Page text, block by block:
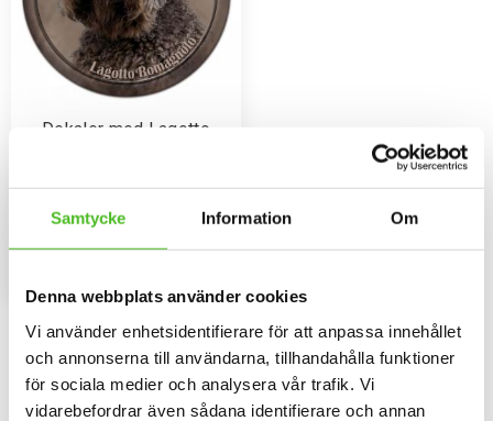
Samtycke Information Om
Denna webbplats använder cookies
Vi använder enhetsidentifierare för att anpassa innehållet
och annonserna till användarna, tillhandahålla funktioner
för sociala medier och analysera vår trafik. Vi
vidarebefordrar även sådana identifierare och annan
Omdömen
Du
Dekaler med Lagotto
Romagnolo. Finns i 3 storlekar
10 cm , 15 cm och 30 cm i
diameter.
79